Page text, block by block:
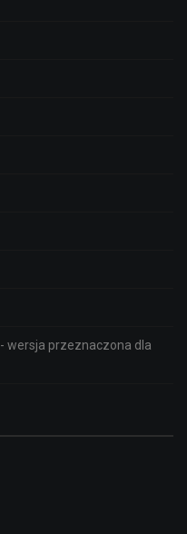
wersja przeznaczona dla